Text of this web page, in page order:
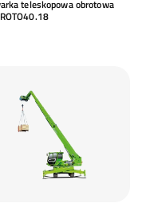
teleskopowa obrotowa